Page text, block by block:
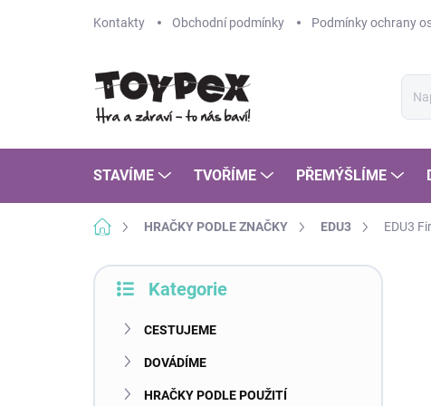
Kontakty Obchodní podmínky Podmínky ochrany
STAVÍME TVOŘÍME PŘEMÝŠLÍME
Domů HRAČKY PODLE ZNAČKY EDU3 EDU3
P
Kategorie
CESTUJEME
DOVÁDÍME
HRAČKY PODLE POUŽITÍ